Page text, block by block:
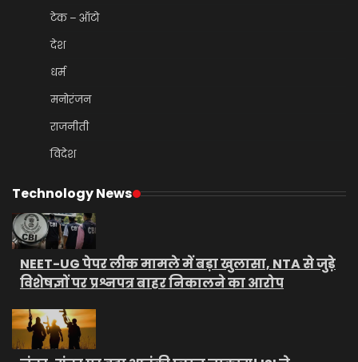
टेक – ऑटो
देश
धर्म
मनोरंजन
राजनीती
विदेश
Technology News
NEET-UG पेपर लीक मामले में बड़ा खुलासा, NTA से जुड़े
विशेषज्ञों पर प्रश्नपत्र बाहर निकालने का आरोप